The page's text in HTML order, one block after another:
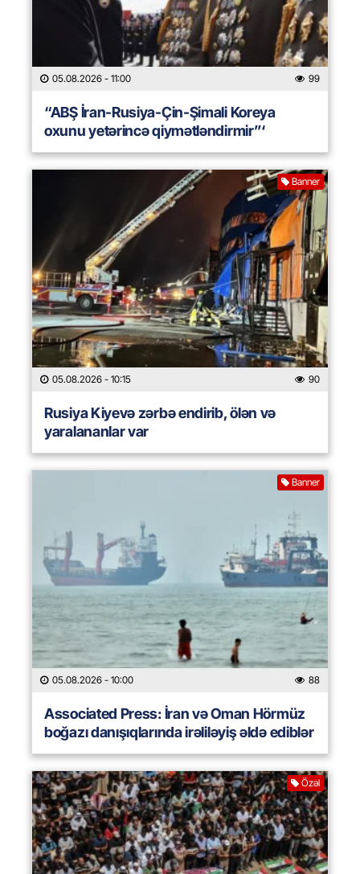
05.08.2026 - 11:00 99
“ABŞ İran-Rusiya-Çin-Şimali Koreya
oxunu yetərincə qiymətləndirmir”‘
Banner
05.08.2026 - 10:15 90
Rusiya Kiyevə zərbə endirib, ölən və
yaralananlar var
Banner
05.08.2026 - 10:00 88
Associated Press: İran və Oman Hörmüz
boğazı danışıqlarında irəliləyiş əldə ediblər
Özəl